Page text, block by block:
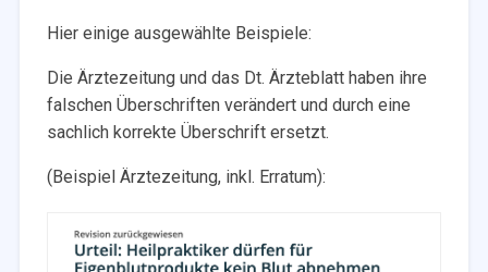
Hier einige ausgewählte Beispiele:
Die Ärztezeitung und das Dt. Ärzteblatt haben ihre
falschen Überschriften verändert und durch eine
sachlich korrekte Überschrift ersetzt.
(Beispiel Ärztezeitung, inkl. Erratum):